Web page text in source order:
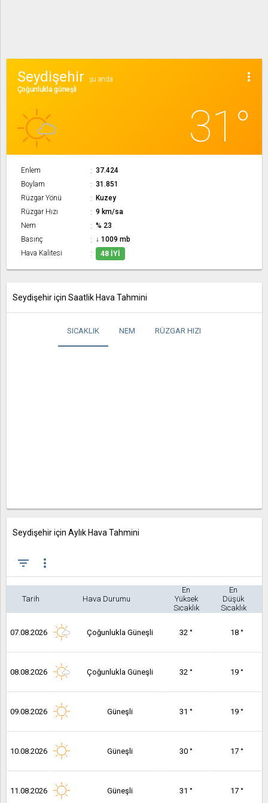
more_vert
Seydişehir
şu anda
Çoğunlukla güneşli
31°
Enlem
37.424
Boylam
31.851
Rüzgar Yönü
Kuzey
Rüzgar Hızı
9 km/sa
Nem
% 23
Basınç
↓ 1009 mb
Hava Kalitesi
48 İYI
Seydişehir için Saatlik Hava Tahmini
SICAKLIK NEM RÜZGAR HIZI
Seydişehir için Aylık Hava Tahmini
filter_list more_vert
Tarih Hava Durumu
En
Yüksek
Sıcaklık
En
Düşük
Sıcaklık
07.08.2026 Çoğunlukla Güneşli 32 ° 18 °
08.08.2026 Çoğunlukla Güneşli 32 ° 19 °
09.08.2026 Güneşli 31 ° 19 °
10.08.2026 Güneşli 30 ° 17 °
11.08.2026 Güneşli 31 ° 17 °